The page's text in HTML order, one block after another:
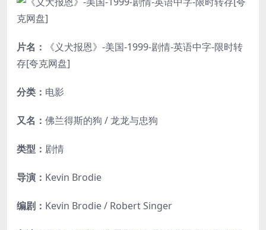
片名：
《义犬报恩》-美国-1999-剧情-英语中字-限时转
存[夸克网盘]
分类： 电影
又名： 佛兰得斯的狗 / 龙龙与忠狗
类型： 剧情
导演： Kevin Brodie
编剧： Kevin Brodie / Robert Singer